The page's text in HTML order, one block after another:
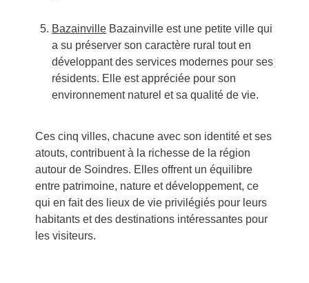
BazainvilleBazainville est une petite ville qui
a su préserver son caractère rural tout en
développant des services modernes pour ses
résidents. Elle est appréciée pour son
environnement naturel et sa qualité de vie.
Ces cinq villes, chacune avec son identité et ses
atouts, contribuent à la richesse de la région
autour de Soindres. Elles offrent un équilibre
entre patrimoine, nature et développement, ce
qui en fait des lieux de vie privilégiés pour leurs
habitants et des destinations intéressantes pour
les visiteurs.